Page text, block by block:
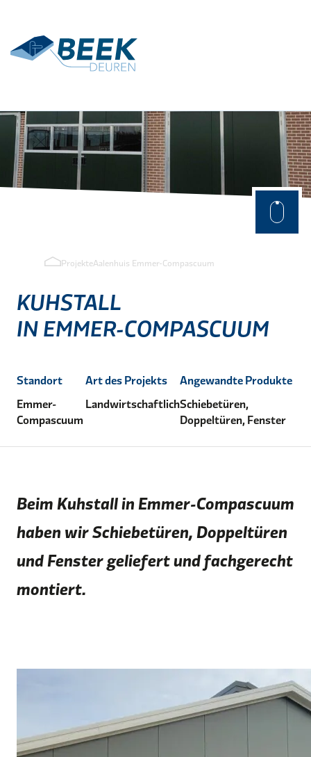
Anwendungen
Landwirtschaftlich
ProjekteAalenhuis Emmer-Compascuum
KUHSTALL
IN EMMER-COMPASCUUM
Standort
Emmer-
Compascuum
Art des Projekts
Landwirtschaftlich
Angewandte Produkte
Schiebetüren,
Doppeltüren, Fenster
Beim Kuhstall in Emmer-Compascuum
haben wir Schiebetüren, Doppeltüren
und Fenster geliefert und fachgerecht
montiert.